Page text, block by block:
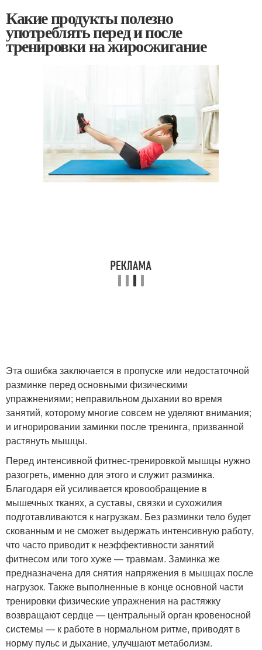
Какие продукты полезно
употреблять перед и после
тренировки на жиросжигание
Эта ошибка заключается в пропуске или недостаточной
разминке перед основными физическими
упражнениями; неправильном дыхании во время
занятий, которому многие совсем не уделяют внимания;
и игнорировании заминки после тренинга, призванной
растянуть мышцы.
Перед интенсивной фитнес-тренировкой мышцы нужно
разогреть, именно для этого и служит разминка.
Благодаря ей усиливается кровообращение в
мышечных тканях, а суставы, связки и сухожилия
подготавливаются к нагрузкам. Без разминки тело будет
скованным и не сможет выдержать интенсивную работу,
что часто приводит к неэффективности занятий
фитнесом или того хуже — травмам. Заминка же
предназначена для снятия напряжения в мышцах после
нагрузок. Также выполненные в конце основной части
тренировки физические упражнения на растяжку
возвращают сердце — центральный орган кровеносной
системы — к работе в нормальном ритме, приводят в
норму пульс и дыхание, улучшают метаболизм.